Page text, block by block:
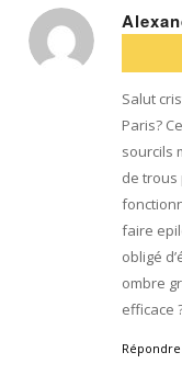
Salut
Paris?
sourcils
de trous
faire
obligé
ombre
efficace
Répondre